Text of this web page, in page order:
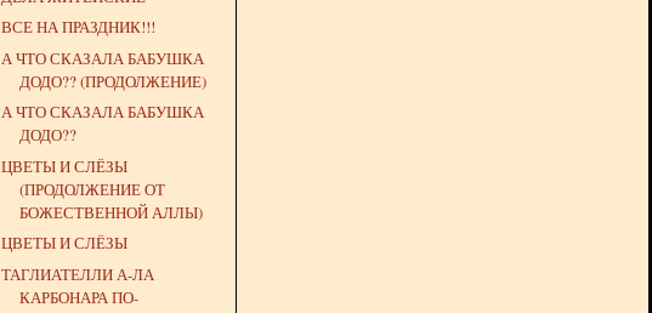
ВСЕ НА ПРАЗДНИК!!!
А ЧТО СКАЗАЛА БАБУШКА
ДОДО?? (ПРОДОЛЖЕНИЕ)
А ЧТО СКАЗАЛА БАБУШКА
ДОДО??
ЦВЕТЫ И СЛЁЗЫ
(ПРОДОЛЖЕНИЕ ОТ
БОЖЕСТВЕННОЙ АЛЛЫ)
ЦВЕТЫ И СЛЁЗЫ
ТАГЛИАТЕЛЛИ А-ЛА
КАРБОНАРА ПО-